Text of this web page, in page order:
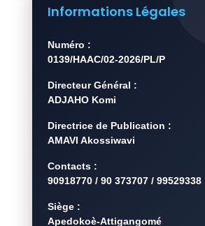
Informations Légales
Numéro :
0139/HAAC/02-2026/PL/P
Directeur Général :
ADJAHO Komi
Directrice de Publication :
AMAVI Akossiwavi
Contacts :
90918770 / 90 373707 / 99529338
Siège :
Apedokoè-Attigangomé